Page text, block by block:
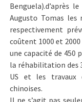
Benguela).d’après
Augusto Tomas les
respectivement
coûtent 1000 et
une capacité de 450
la réhabilitation des
US et les travaux
chinoises.